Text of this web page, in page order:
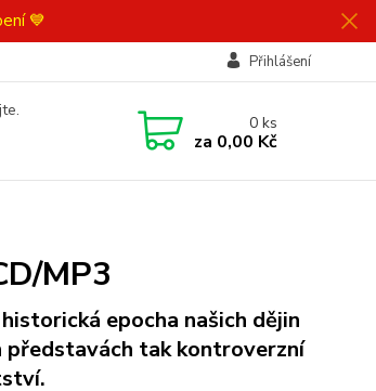
💙
Přihlášení
0ks
za 0,00 Kč
MP3
epocha našich dějin
představách tak kontroverzní